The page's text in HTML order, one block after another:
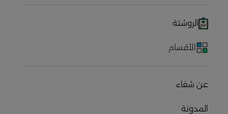
الروشتة
الأقسام
عن شفاء
المدونة